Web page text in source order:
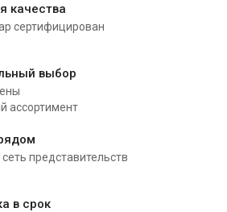
качества
сертифицирован
выбор
ассортимент
сеть представительств
в срок